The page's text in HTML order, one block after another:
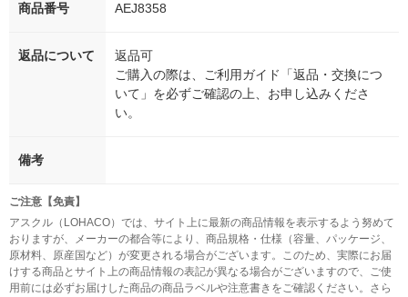
商品番号 AEJ8358
返品について
返品可
ご購入の際は、ご利用ガイド「返品・交換につ
いて」を必ずご確認の上、お申し込みくださ
い。
備考
ご注意【免責】
アスクル（LOHACO）では、サイト上に最新の商品情報を表示するよう努めて
おりますが、メーカーの都合等により、商品規格・仕様（容量、パッケージ、
原材料、原産国など）が変更される場合がございます。このため、実際にお届
けする商品とサイト上の商品情報の表記が異なる場合がございますので、ご使
用前には必ずお届けした商品の商品ラベルや注意書きをご確認ください。さら